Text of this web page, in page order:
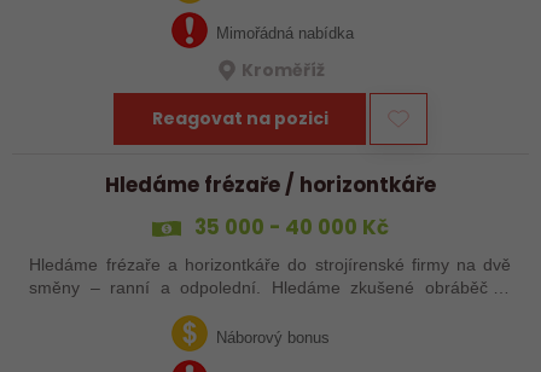
Mimořádná nabídka
Kroměříž
Reagovat na pozici
Hledáme frézaře / horizontkáře
35 000 - 40 000 Kč
Hledáme frézaře a horizontkáře do strojírenské firmy na dvě
směny – ranní a odpolední. Hledáme zkušené obráběče i
šikovné nováčky, kteří chtějí dělat poctivé řemeslo na
zajímavých zakázkách. Zašlete…
Náborový bonus